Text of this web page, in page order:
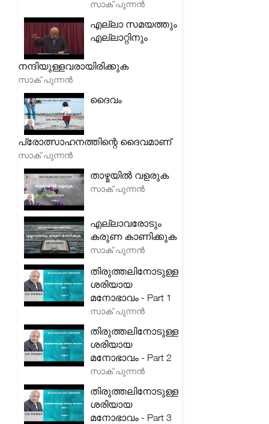
സാക് പുന്നൻ
എല്ലാ സമയത്തും
എല്ലാറ്റിനും
നന്ദിയുള്ളവരായിരിക്കുക
സാക് പുന്നൻ
ദൈവം
പ്രോത്സാഹനത്തിന്റെ ദൈവമാണ്
സാക് പുന്നൻ
താഴ്മയിൽ വളരുക
സാക് പുന്നൻ
എല്ലാവരോടും
കരുണ കാണിക്കുക
സാക് പുന്നൻ
തിരുത്തലിനോടുള്ള
ശരിയായ
മനോഭാവം - Part 1
സാക് പുന്നൻ
തിരുത്തലിനോടുള്ള
ശരിയായ
മനോഭാവം - Part 2
സാക് പുന്നൻ
തിരുത്തലിനോടുള്ള
ശരിയായ
മനോഭാവം - Part 3